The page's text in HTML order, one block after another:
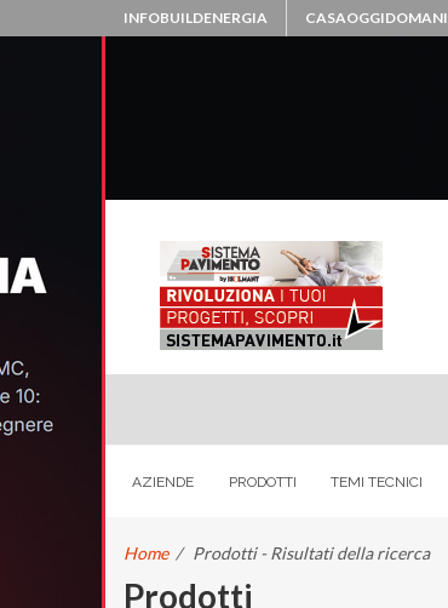
INFOBUILDENERGIA CASAOGGIDOMANI
AZIENDE PRODOTTI TEMI TECNICI
Home / Prodotti - Risultati della ricerca
Prodotti